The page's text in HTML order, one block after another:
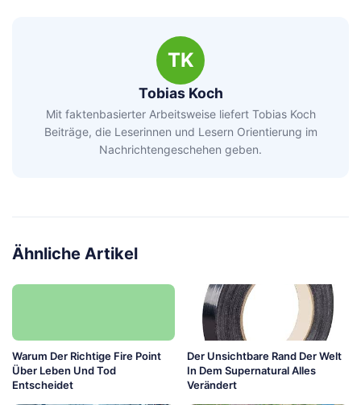
TK
Tobias Koch
Mit faktenbasierter Arbeitsweise liefert Tobias Koch
Beiträge, die Leserinnen und Lesern Orientierung im
Nachrichtengeschehen geben.
Ähnliche Artikel
Warum Der Richtige Fire Point
Über Leben Und Tod
Entscheidet
Der Unsichtbare Rand Der Welt
In Dem Supernatural Alles
Verändert